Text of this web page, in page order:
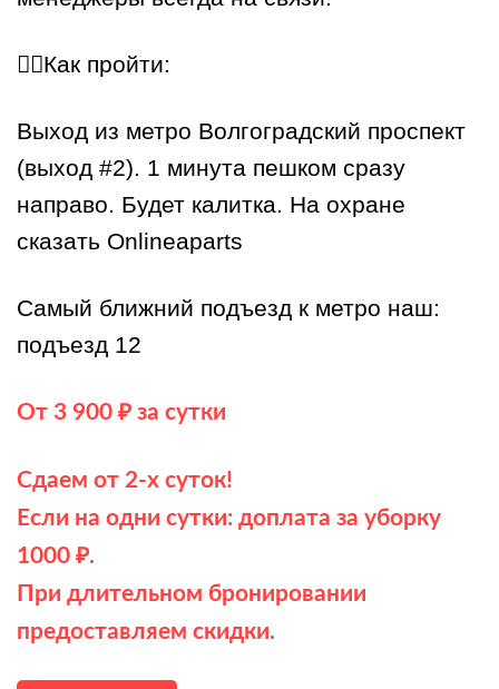
🏃‍♂️Как пройти:
Выход из метро Волгоградский проспект
(выход #2). 1 минута пешком сразу
направо. Будет калитка. На охране
сказать Onlineaparts
Самый ближний подъезд к метро наш:
подъезд 12
От 3 900 ₽ за сутки
Сдаем от 2-х суток!
Если на одни сутки: доплата за уборку
1000 ₽.
При длительном бронировании
предоставляем скидки.